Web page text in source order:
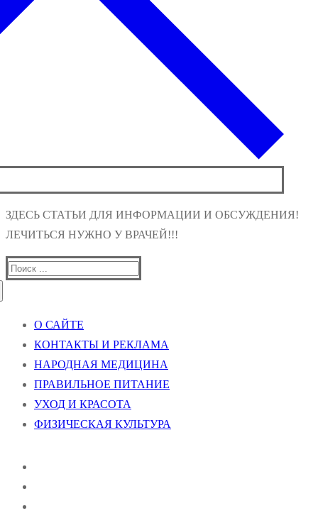
ЗДЕСЬ СТАТЬИ ДЛЯ ИНФОРМАЦИИ И ОБСУЖДЕНИЯ!
ЛЕЧИТЬСЯ НУЖНО У ВРАЧЕЙ!!!
Найти:
О САЙТЕ
КОНТАКТЫ И РЕКЛАМА
НАРОДНАЯ МЕДИЦИНА
ПРАВИЛЬНОЕ ПИТАНИЕ
УХОД И КРАСОТА
ФИЗИЧЕСКАЯ КУЛЬТУРА